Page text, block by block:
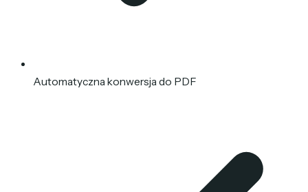
Automatyczna konwersja do PDF